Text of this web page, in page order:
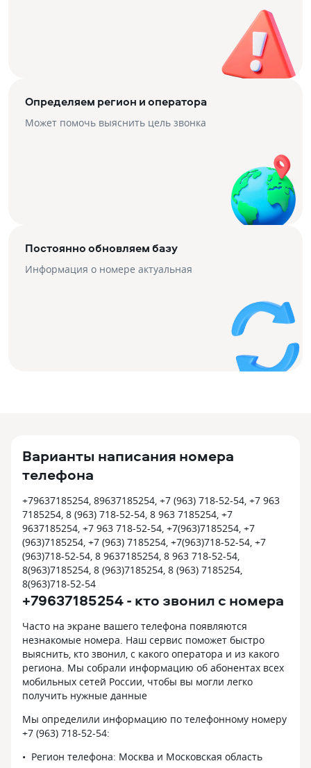
Определяем регион и оператора
Может помочь выяснить цель звонка
Постоянно обновляем базу
Информация о номере актуальная
Варианты написания номера
телефона
+79637185254, 89637185254, +7 (963) 718-52-54, +7 963
7185254, 8 (963) 718-52-54, 8 963 7185254, +7
9637185254, +7 963 718-52-54, +7(963)7185254, +7
(963)7185254, +7 (963) 7185254, +7(963)718-52-54, +7
(963)718-52-54, 8 9637185254, 8 963 718-52-54,
8(963)7185254, 8 (963)7185254, 8 (963) 7185254,
8(963)718-52-54
+79637185254 - кто звонил с номера
Часто на экране вашего телефона появляются
незнакомые номера. Наш сервис поможет быстро
выяснить, кто звонил, с какого оператора и из какого
региона. Мы собрали информацию об абонентах всех
мобильных сетей России, чтобы вы могли легко
получить нужные данные
Мы определили информацию по телефонному номеру
+7 (963) 718-52-54:
Регион телефона: Москва и Московская область